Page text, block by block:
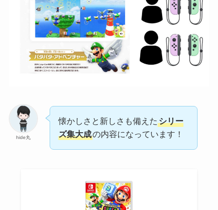
hide丸
懐かしさと新しさも備えた シリー
ズ集大成の内容になっています！